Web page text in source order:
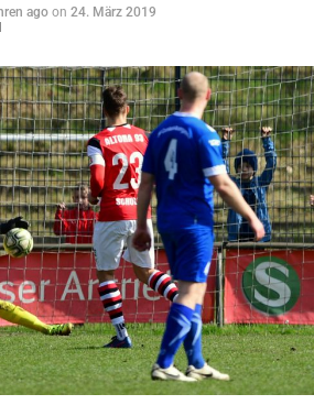
ago on 24. März 2019